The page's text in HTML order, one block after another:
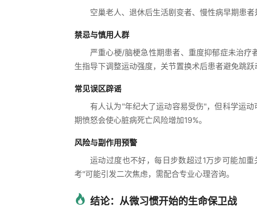
空巢老人、退休后生活剧变者、慢性病早期患者
禁忌与慎用人群
严重心梗/脑梗急性期患者、重度抑郁症未治疗
生指导下调整运动强度，关节置换术后患者避免跳跃
常见误区辟谣
有人认为"年纪大了运动容易受伤"，但科学运
期愤怒会使心脏病死亡风险增加19%。
风险与副作用预警
运动过度也不好，每日步数超过1万步可能加
考"可能引发二次焦虑，需配合专业心理咨询。
结论：从微习惯开始的生命保卫战